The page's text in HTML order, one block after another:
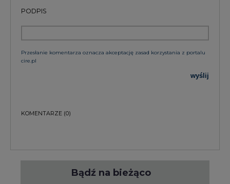
PODPIS
Przesłanie komentarza oznacza akceptację zasad korzystania z portalu
cire.pl
wyślij
KOMENTARZE (0)
Bądź na bieżąco